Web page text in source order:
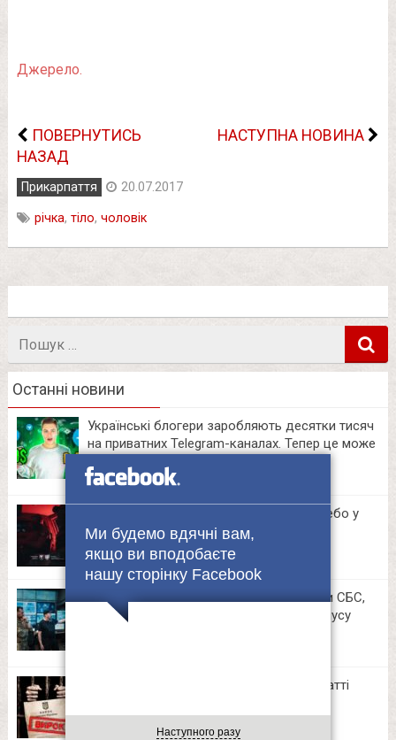
Джерело.
ПОВЕРНУТИСЬ
НАЗАД
НАСТУПНА НОВИНА
Прикарпаття 20.07.2017
річка, тіло, чоловік
Останні новини
Українські блогери заробляють десятки тисяч
на приватних Telegram-каналах. Тепер це може
12:06
Повертайся з СЗЧ до своїх — тримай небо у
складі ЗРАДН.
09:40
Євгеній Хмара відвідав командні пункти СБС,
3-го та 19-го армійських корпусів і корпусу
40 «зливів» про ТЦК та СП: на Прикарпатті
16:58
Ми будемо вдячні вам,
якщо ви вподобаєте
нашу сторінку Facebook
Наступного разу